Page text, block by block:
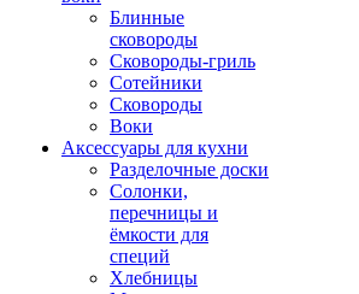
Блинные
сковороды
Сковороды-гриль
Сотейники
Сковороды
Воки
Аксессуары для кухни
Разделочные доски
Солонки,
перечницы и
ёмкости для
специй
Хлебницы